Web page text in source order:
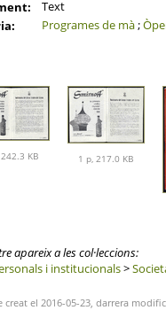
Text
Programes de mà;
KB 1 p, 217.0 KB
apareix a les col·leccions:
i institucionals>
creat el 2016-05-23, darrera